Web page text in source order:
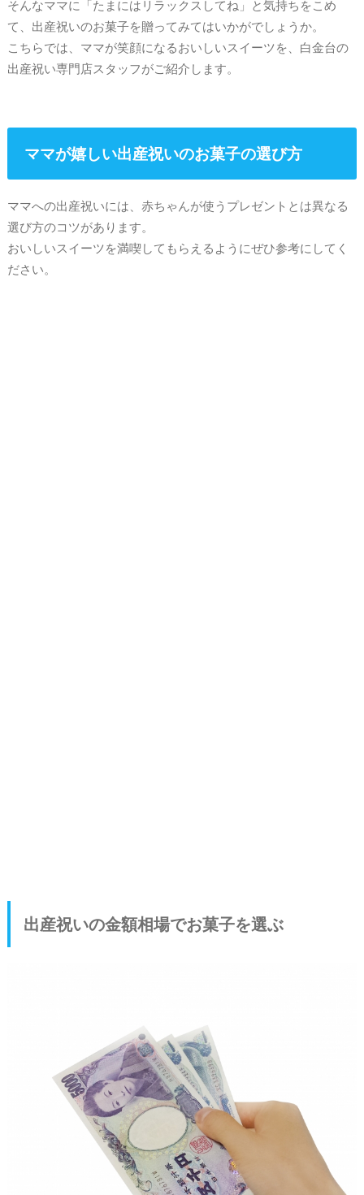
そんなママに「たまにはリラックスしてね」と気持ちをこめ
て、出産祝いのお菓子を贈ってみてはいかがでしょうか。
こちらでは、ママが笑顔になるおいしいスイーツを、白金台の
出産祝い専門店スタッフがご紹介します。
ママが嬉しい出産祝いのお菓子の選び方
ママへの出産祝いには、赤ちゃんが使うプレゼントとは異なる
選び方のコツがあります。
おいしいスイーツを満喫してもらえるようにぜひ参考にしてく
ださい。
出産祝いの金額相場でお菓子を選ぶ